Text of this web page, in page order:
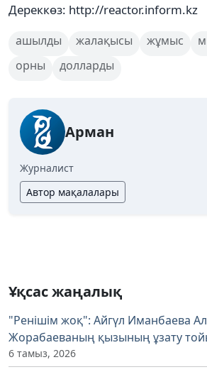
Дереккөз: http://reactor.inform.kz
ашылды жалақысы жұмыс
орны
долларды
Арман
Журналист
Автор мақалалары
Ұқсас жаңалық
"Ренішім жоқ": Айгүл Иманбаева
Жорабаеваның қызының ұзату
6 тамыз, 2026